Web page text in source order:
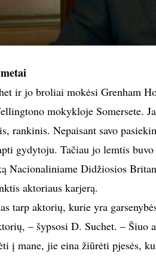
ir jo broliai mokėsi Grenham
mokykloje Somersete.
rankinis. Nepaisant savo
gydytoju. Tačiau jo lemtis
Nacionaliniame Didžiosios
aktoriaus karjerą.
tarp aktorių, kurie yra
– šypsosi D. Suchet. – Šiuo
į mane, jie eina žiūrėti pjesės,